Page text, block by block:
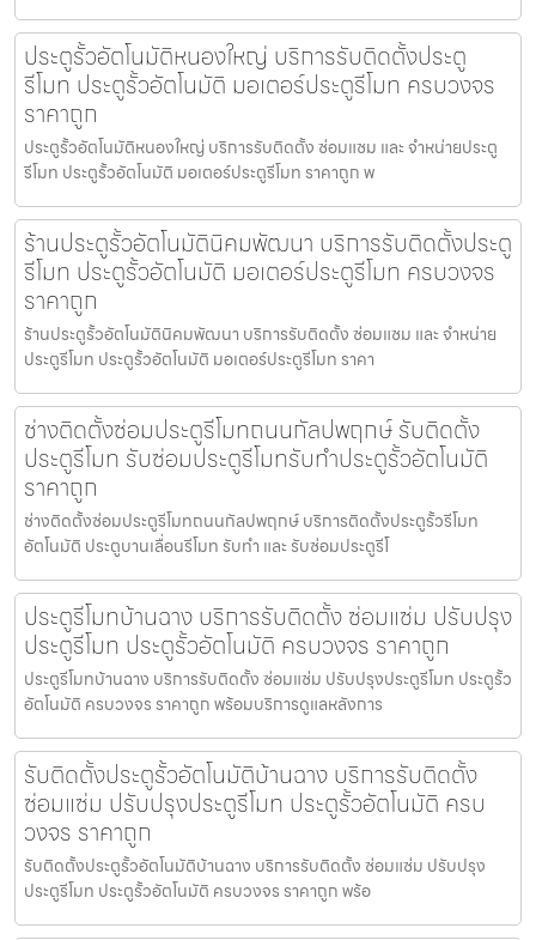
ประตูรั้วอัตโนมัติหนองใหญ่ บริการรับติดตั้งประตู
รีโมท ประตูรั้วอัตโนมัติ มอเตอร์ประตูรีโมท ครบวงจร
ราคาถูก
ประตูรั้วอัตโนมัติหนองใหญ่ บริการรับติดตั้ง ซ่อมแซม และ จำหน่ายประตู
รีโมท ประตูรั้วอัตโนมัติ มอเตอร์ประตูรีโมท ราคาถูก พ
ร้านประตูรั้วอัตโนมัตินิคมพัฒนา บริการรับติดตั้งประตู
รีโมท ประตูรั้วอัตโนมัติ มอเตอร์ประตูรีโมท ครบวงจร
ราคาถูก
ร้านประตูรั้วอัตโนมัตินิคมพัฒนา บริการรับติดตั้ง ซ่อมแซม และ จำหน่าย
ประตูรีโมท ประตูรั้วอัตโนมัติ มอเตอร์ประตูรีโมท ราคา
ช่างติดตั้งซ่อมประตูรีโมทถนนกัลปพฤกษ์ รับติดตั้ง
ประตูรีโมท รับซ่อมประตูรีโมทรับทำประตูรั้วอัตโนมัติ
ราคาถูก
ช่างติดตั้งซ่อมประตูรีโมทถนนกัลปพฤกษ์ บริการติดตั้งประตูรั้วรีโมท
อัตโนมัติ ประตูบานเลื่อนรีโมท รับทำ และ รับซ่อมประตูรีโ
ประตูรีโมทบ้านฉาง บริการรับติดตั้ง ซ่อมแซ่ม ปรับปรุง
ประตูรีโมท ประตูรั้วอัตโนมัติ ครบวงจร ราคาถูก
ประตูรีโมทบ้านฉาง บริการรับติดตั้ง ซ่อมแซ่ม ปรับปรุงประตูรีโมท ประตูรั้ว
อัตโนมัติ ครบวงจร ราคาถูก พร้อมบริการดูแลหลังการ
รับติดตั้งประตูรั้วอัตโนมัติบ้านฉาง บริการรับติดตั้ง
ซ่อมแซ่ม ปรับปรุงประตูรีโมท ประตูรั้วอัตโนมัติ ครบ
วงจร ราคาถูก
รับติดตั้งประตูรั้วอัตโนมัติบ้านฉาง บริการรับติดตั้ง ซ่อมแซ่ม ปรับปรุง
ประตูรีโมท ประตูรั้วอัตโนมัติ ครบวงจร ราคาถูก พร้อ